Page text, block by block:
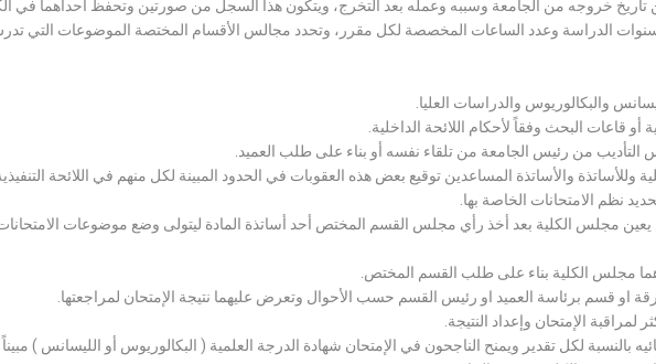
خروجه من الجامعة وسببه وعمله بعد التخرج، ويتكون هذا السجل من صورتين وتحفظ احداهما في
على سنوات الدراسة وعدد الساعات المخصصة لكل مقرر، وتحدد مجالس الأقسام المختصة الموضوعات التي
والبكالوريوس والدراسات العليا.
قاعات البحث وفقاً لأحكام اللائحة الداخلية.
التأديب من رئيس الجامعة من تلقاء نفسه أو بناء على طلب العميد.
والأساتذة المساعدين توقيع بعض هذه العقوبات في الحدود المبينة لكل منهم في اللائحة
نظم الامتحانات الخاصة بها.
يعين مجلس الكلية بعد أخذ رأي مجلس القسم المختص أحد أساتذة المادة ليتولى وضع موضوعات
مجلس الكلية بناء على طلب القسم المختص.
او قسم برئاسة العميد او رئيس القسم حسب الأحوال وتعرض عليهما نتيجة الإمتحان لمراجعتها.
الإمتحان وإعداد النتيجة.
بالنسبة لكل تقدير ويمنح الناجحون في الإمتحان شهادة الدرجة العلمية ( البكالوريوس أو الليسانس ) مبيناً